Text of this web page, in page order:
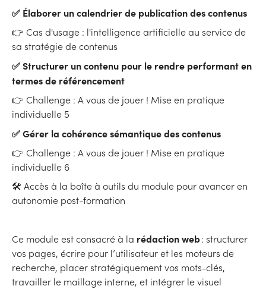
✅ Élaborer un calendrier de publication des contenus
👉 Cas d'usage : l'intelligence artificielle au service de
sa stratégie de contenus
✅ Structurer un contenu pour le rendre performant en
termes de référencement
👉 Challenge : A vous de jouer ! Mise en pratique
individuelle 5
✅ Gérer la cohérence sémantique des contenus
👉 Challenge : A vous de jouer ! Mise en pratique
individuelle 6
🛠 Accès à la boîte à outils du module pour avancer en
autonomie post-formation
Ce module est consacré à la rédaction web: structurer
vos pages, écrire pour l’utilisateur et les moteurs de
recherche, placer stratégiquement vos mots-clés,
travailler le maillage interne, et intégrer le visuel